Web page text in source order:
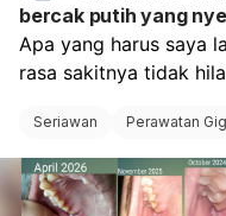
bercak putih yang
Apa yang harus saya
rasa sakitnya tidak
Seriawan Perawatan